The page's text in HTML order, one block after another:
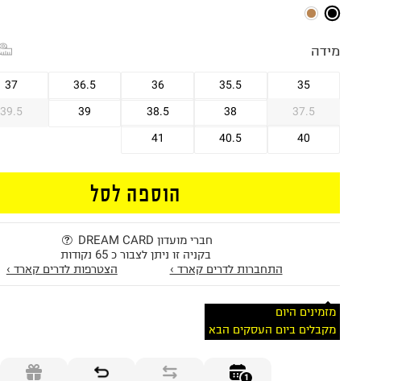
מידה
35
35.5
36
36.5
37
37.5
38
38.5
39
39.5
40
40.5
41
הוספה לסל
חברי מועדון DREAM CARD
בקניה זו ניתן לצבור כ 65 נקודות
התחברות לדרים קארד ›
הצטרפות לדרים קארד ›
מזמינים היום
מקבלים ביום העסקים הבא
1